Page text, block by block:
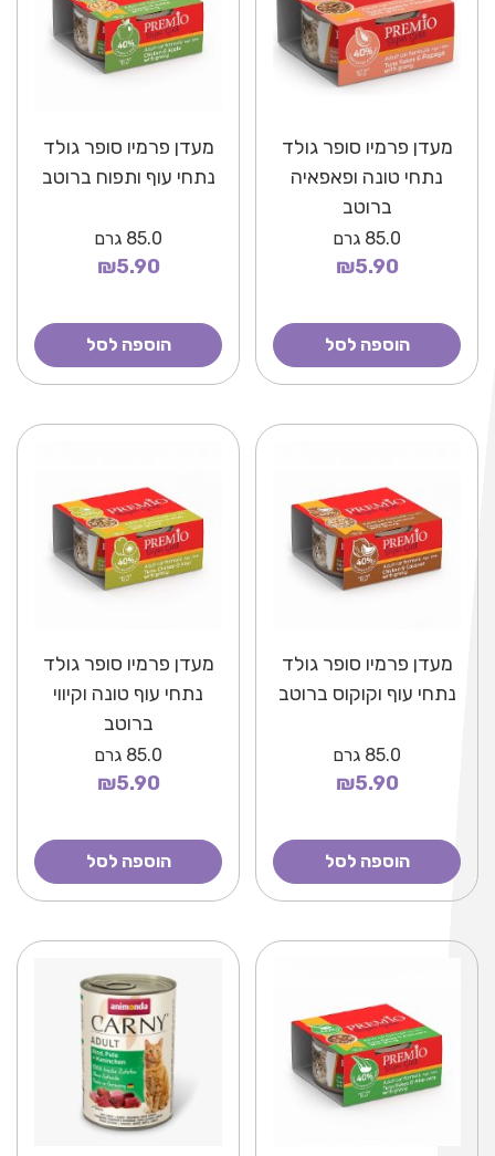
מעדן פרמיו סופר גולד
נתחי טונה ופאפאיה
ברוטב
85.0 גרם
₪5.90
הוספה לסל
מעדן פרמיו סופר גולד
נתחי עוף ותפוח ברוטב
85.0 גרם
₪5.90
הוספה לסל
מעדן פרמיו סופר גולד
נתחי עוף וקוקוס ברוטב
85.0 גרם
₪5.90
הוספה לסל
מעדן פרמיו סופר גולד
נתחי עוף טונה וקיווי
ברוטב
85.0 גרם
₪5.90
הוספה לסל